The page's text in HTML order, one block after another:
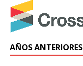
AÑOS ANTERIORES